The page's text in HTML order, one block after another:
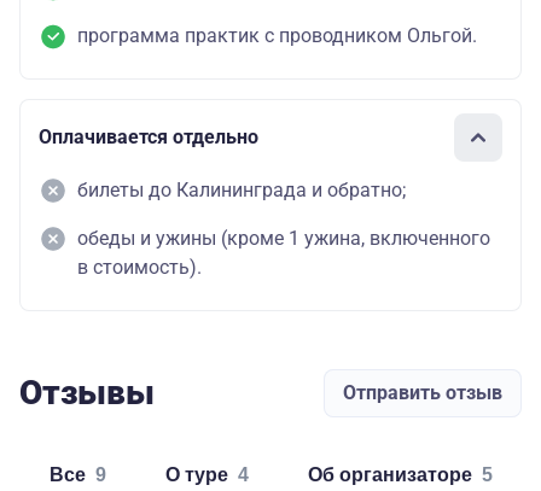
программа практик с проводником Ольгой.
Оплачивается отдельно
билеты до Калининграда и обратно;
обеды и ужины (кроме 1 ужина, включенного
в стоимость).
Отзывы Отправить отзыв
Все 9 о туре 4 об организаторе 5